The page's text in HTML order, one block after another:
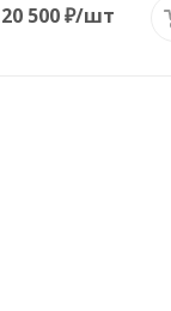
20 500₽/шт